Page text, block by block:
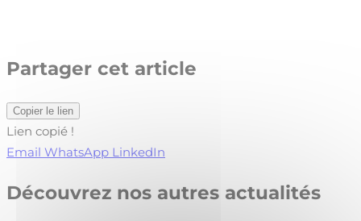
Partager cet article
Copier le lien
Lien copié !
Email WhatsApp LinkedIn
Découvrez nos autres actualités